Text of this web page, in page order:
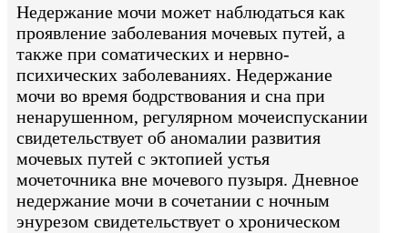
Недержание мочи может наблюдаться как
проявление заболевания мочевых путей, а
также при соматических и нервно-
психических заболеваниях. Недержание
мочи во время бодрствования и сна при
ненарушенном, регулярном мочеиспускании
свидетельствует об аномалии развития
мочевых путей с эктопией устья
мочеточника вне мочевого пузыря. Дневное
недержание мочи в сочетании с ночным
энурезом свидетельствует о хроническом